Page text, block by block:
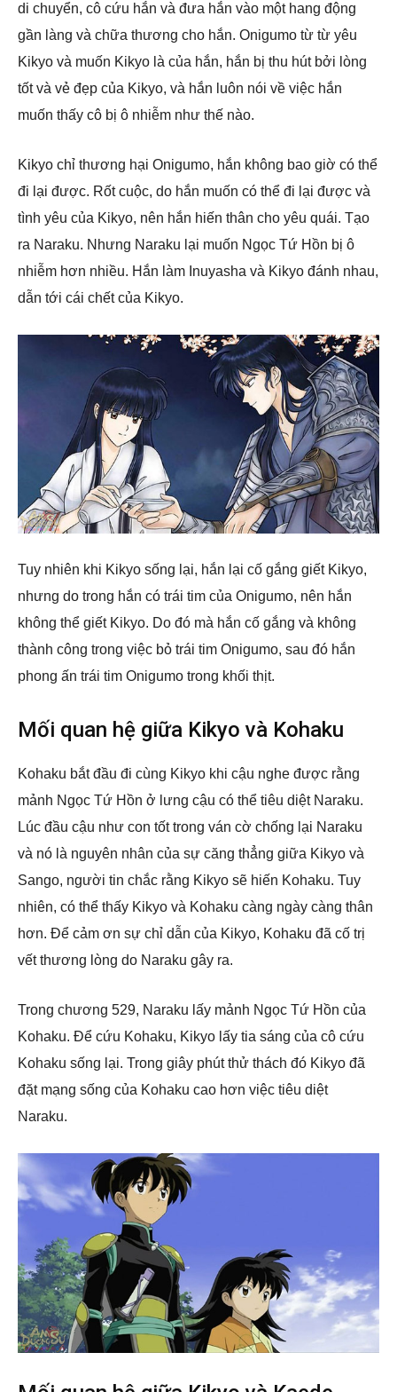
di chuyển, cô cứu hắn và đưa hắn vào một hang động
gần làng và chữa thương cho hắn. Onigumo từ từ yêu
Kikyo và muốn Kikyo là của hắn, hắn bị thu hút bởi lòng
tốt và vẻ đẹp của Kikyo, và hắn luôn nói về việc hắn
muốn thấy cô bị ô nhiễm như thế nào.
Kikyo chỉ thương hại Onigumo, hắn không bao giờ có thể
đi lại được. Rốt cuộc, do hắn muốn có thể đi lại được và
tình yêu của Kikyo, nên hắn hiến thân cho yêu quái. Tạo
ra Naraku. Nhưng Naraku lại muốn Ngọc Tứ Hồn bị ô
nhiễm hơn nhiều. Hắn làm Inuyasha và Kikyo đánh nhau,
dẫn tới cái chết của Kikyo.
Tuy nhiên khi Kikyo sống lại, hắn lại cố gắng giết Kikyo,
nhưng do trong hắn có trái tim của Onigumo, nên hắn
không thể giết Kikyo. Do đó mà hắn cố gắng và không
thành công trong việc bỏ trái tim Onigumo, sau đó hắn
phong ấn trái tim Onigumo trong khối thịt.
Mối quan hệ giữa Kikyo và Kohaku
Kohaku bắt đầu đi cùng Kikyo khi cậu nghe được rằng
mảnh Ngọc Tứ Hồn ở lưng cậu có thể tiêu diệt Naraku.
Lúc đầu cậu như con tốt trong ván cờ chống lại Naraku
và nó là nguyên nhân của sự căng thẳng giữa Kikyo và
Sango, người tin chắc rằng Kikyo sẽ hiến Kohaku. Tuy
nhiên, có thể thấy Kikyo và Kohaku càng ngày càng thân
hơn. Để cảm ơn sự chỉ dẫn của Kikyo, Kohaku đã cố trị
vết thương lòng do Naraku gây ra.
Trong chương 529, Naraku lấy mảnh Ngọc Tứ Hồn của
Kohaku. Để cứu Kohaku, Kikyo lấy tia sáng của cô cứu
Kohaku sống lại. Trong giây phút thử thách đó Kikyo đã
đặt mạng sống của Kohaku cao hơn việc tiêu diệt
Naraku.